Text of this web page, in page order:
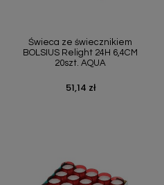
Świeca ze świecznikiem
BOLSIUS Relight 24H 6,4CM
20szt. AQUA
Cena
51,14 zł